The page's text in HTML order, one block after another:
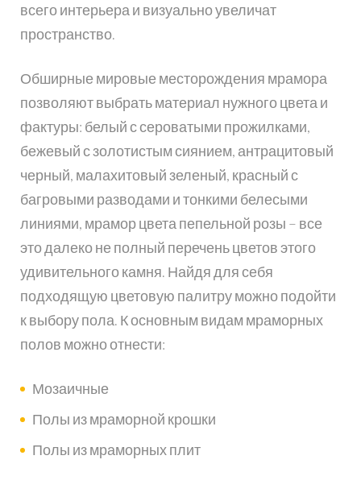
всего интерьера и визуально увеличат
пространство.
Обширные мировые месторождения мрамора
позволяют выбрать материал нужного цвета и
фактуры: белый с сероватыми прожилками,
бежевый с золотистым сиянием, антрацитовый
черный, малахитовый зеленый, красный с
багровыми разводами и тонкими белесыми
линиями, мрамор цвета пепельной розы – все
это далеко не полный перечень цветов этого
удивительного камня. Найдя для себя
подходящую цветовую палитру можно подойти
к выбору пола. К основным видам мраморных
полов можно отнести:
Мозаичные
Полы из мраморной крошки
Полы из мраморных плит